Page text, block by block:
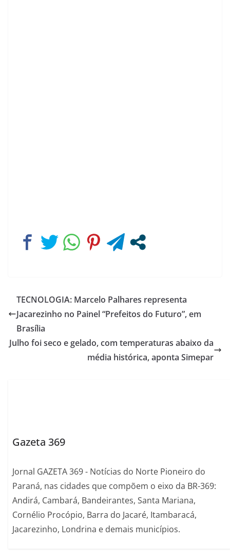
TECNOLOGIA: Marcelo Palhares representa
Jacarezinho no Painel “Prefeitos do Futuro”, em
Brasília
Julho foi seco e gelado, com temperaturas abaixo da
média histórica, aponta Simepar
Gazeta 369
Jornal GAZETA 369 - Notícias do Norte Pioneiro do
Paraná, nas cidades que compõem o eixo da BR-369:
Andirá, Cambará, Bandeirantes, Santa Mariana,
Cornélio Procópio, Barra do Jacaré, Itambaracá,
Jacarezinho, Londrina e demais municípios.